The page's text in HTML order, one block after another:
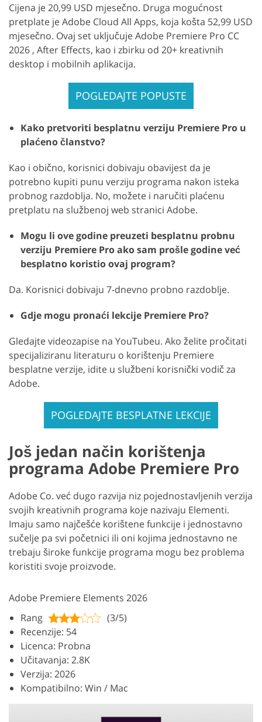
Cijena je 20,99 USD mjesečno. Druga mogućnost
pretplate je Adobe Cloud All Apps, koja košta 52,99 USD
mjesečno. Ovaj set uključuje Adobe Premiere Pro CC
2026 , After Effects, kao i zbirku od 20+ kreativnih
desktop i mobilnih aplikacija.
POGLEDAJTE POPUSTE
Kako pretvoriti besplatnu verziju Premiere Pro u
plaćeno članstvo?
Kao i obično, korisnici dobivaju obavijest da je
potrebno kupiti punu verziju programa nakon isteka
probnog razdoblja. No, možete i naručiti plaćenu
pretplatu na službenoj web stranici Adobe.
Mogu li ove godine preuzeti besplatnu probnu
verziju Premiere Pro ako sam prošle godine već
besplatno koristio ovaj program?
Da. Korisnici dobivaju 7-dnevno probno razdoblje.
Gdje mogu pronaći lekcije Premiere Pro?
Gledajte videozapise na YouTubeu. Ako želite pročitati
specijaliziranu literaturu o korištenju Premiere
besplatne verzije, idite u službeni korisnički vodič za
Adobe.
POGLEDAJTE BESPLATNE LEKCIJE
Još jedan način korištenja
programa Adobe Premiere Pro
Adobe Co. već dugo razvija niz pojednostavljenih verzija
svojih kreativnih programa koje nazivaju Elementi.
Imaju samo najčešće korištene funkcije i jednostavno
sučelje pa svi početnici ili oni kojima jednostavno ne
trebaju široke funkcije programa mogu bez problema
koristiti svoje proizvode.
Adobe Premiere Elements 2026
Rang
(3/5)
Recenzije: 54
Licenca: Probna
Učitavanja: 2.8K
Verzija: 2026
Kompatibilno: Win / Mac